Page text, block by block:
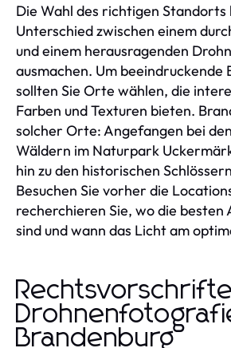
Die Wahl des richtigen Standorts
Unterschied zwischen einem
und einem herausragenden
ausmachen. Um beeindruckende
sollten Sie Orte wählen, die
Farben und Texturen bieten.
solcher Orte: Angefangen bei
Wäldern im Naturpark
hin zu den historischen
Besuchen Sie vorher die
recherchieren Sie, wo die besten
sind und wann das Licht am
Brandenburg